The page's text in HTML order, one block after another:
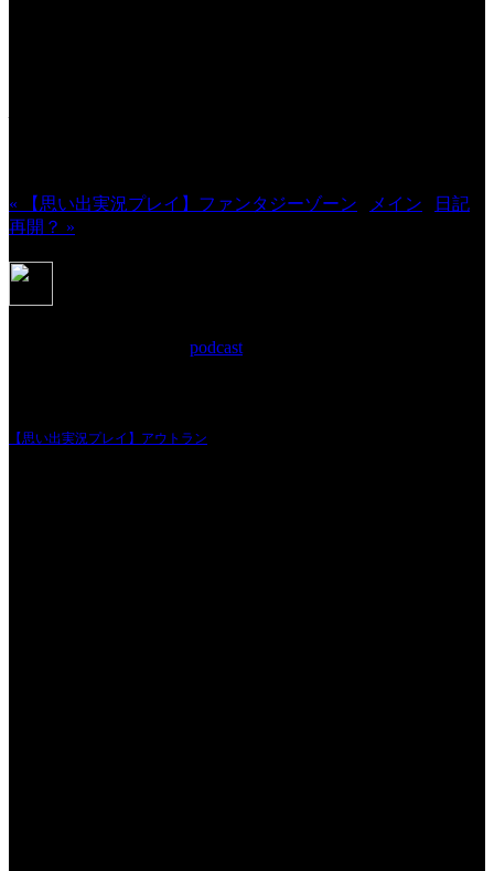
« 【思い出実況プレイ】ファンタジーゾーン メイン
日記
再開？ »
podcast
【思い出実況プレイ】アウトラン